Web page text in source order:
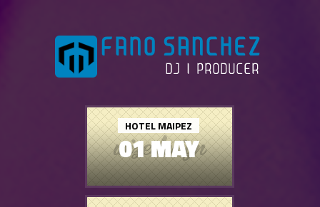
01 MAY
HOTEL MAIPEZ